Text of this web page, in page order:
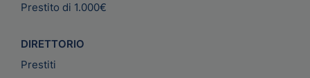
Prestito di 1.000€
DIRETTORIO
Prestiti